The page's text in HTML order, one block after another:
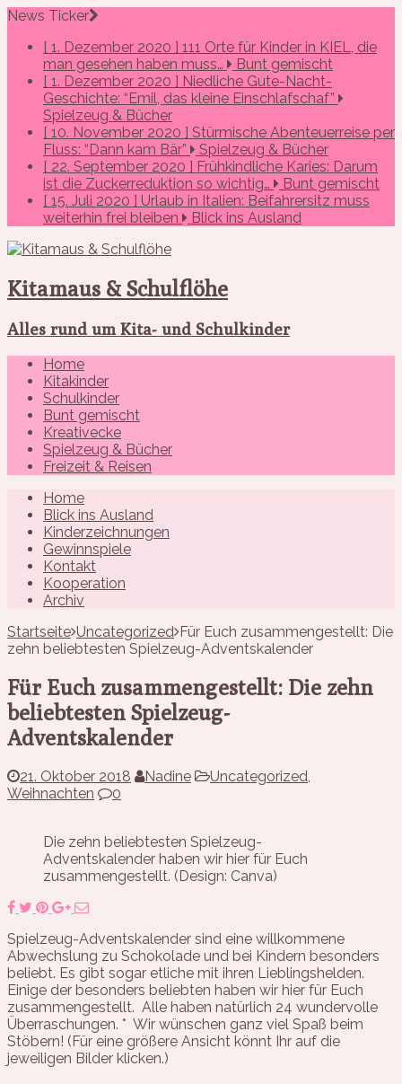
News Ticker
[ 1. Dezember 2020 ] 111 Orte für Kinder in KIEL, die
man gesehen haben muss…
Bunt gemischt
[ 1. Dezember 2020 ] Niedliche Gute-Nacht-
Geschichte: “Emil, das kleine Einschlafschaf”
Spielzeug & Bücher
[ 10. November 2020 ] Stürmische Abenteuerreise per
Fluss: “Dann kam Bär”
Spielzeug & Bücher
[ 22. September 2020 ] Frühkindliche Karies: Darum
ist die Zuckerreduktion so wichtig…
Bunt gemischt
[ 15. Juli 2020 ] Urlaub in Italien: Beifahrersitz muss
weiterhin frei bleiben
Blick ins Ausland
Kitamaus & Schulflöhe
Alles rund um Kita- und Schulkinder
Home
Kitakinder
Schulkinder
Bunt gemischt
Kreativecke
Spielzeug & Bücher
Freizeit & Reisen
Home
Blick ins Ausland
Kinderzeichnungen
Gewinnspiele
Kontakt
Kooperation
Archiv
Startseite Uncategorized Für Euch zusammengestellt: Die
zehn beliebtesten Spielzeug-Adventskalender
Für Euch zusammengestellt: Die zehn
beliebtesten Spielzeug-
Adventskalender
21. Oktober 2018 Nadine Uncategorized,
Weihnachten
0
Die zehn beliebtesten Spielzeug-
Adventskalender haben wir hier für Euch
zusammengestellt. (Design: Canva)
Spielzeug-Adventskalender sind eine willkommene
Abwechslung zu Schokolade und bei Kindern besonders
beliebt. Es gibt sogar etliche mit ihren Lieblingshelden.
Einige der besonders beliebten haben wir hier für Euch
zusammengestellt. Alle haben natürlich 24 wundervolle
Überraschungen. * Wir wünschen ganz viel Spaß beim
Stöbern! (Für eine größere Ansicht könnt Ihr auf die
jeweiligen Bilder klicken.)